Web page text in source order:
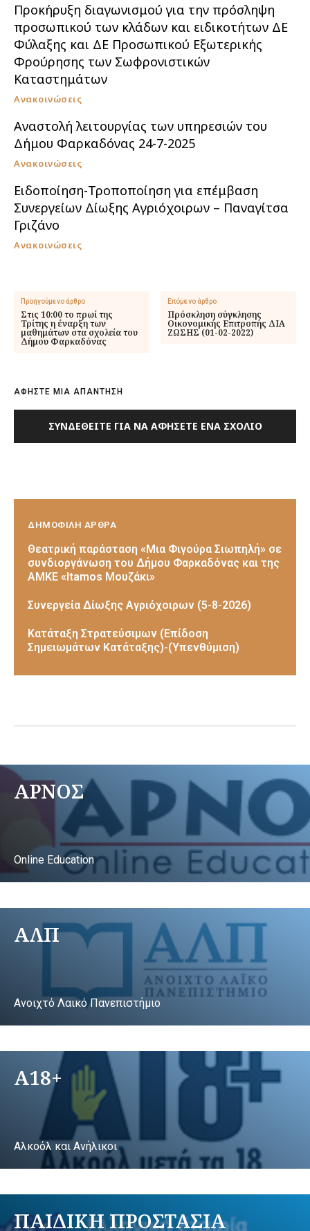
Προκήρυξη διαγωνισμού για την πρόσληψη
προσωπικού των κλάδων και ειδικοτήτων ΔΕ
Φύλαξης και ΔΕ Προσωπικού Εξωτερικής
Φρούρησης των Σωφρονιστικών
Καταστημάτων
Ανακοινώσεις
Αναστολή λειτουργίας των υπηρεσιών του
Δήμου Φαρκαδόνας 24-7-2025
Ανακοινώσεις
Ειδοποίηση-Τροποποίηση για επέμβαση
Συνεργείων Δίωξης Αγριόχοιρων – Παναγίτσα
Γριζάνο
Ανακοινώσεις
Προηγούμενο άρθρο
Στις 10:00 το πρωί της
Τρίτης η έναρξη των
μαθημάτων στα σχολεία του
Δήμου Φαρκαδόνας
Επόμενο άρθρο
Πρόσκληση σύγκλησης
Οικονομικής Επιτροπής ΔΙΑ
ΖΩΣΗΣ (01-02-2022)
ΑΦΗΣΤΕ ΜΙΑ ΑΠΑΝΤΗΣΗ
ΣΥΝΔΕΘΕΊΤΕ ΓΙΑ ΝΑ ΑΦΉΣΕΤΕ ΈΝΑ ΣΧΌΛΙΟ
ΔΗΜΟΦΙΛΗ ΑΡΘΡΑ
Θεατρική παράσταση «Μια Φιγούρα Σιωπηλή» σε
συνδιοργάνωση του Δήμου Φαρκαδόνας και της
ΑΜΚΕ «Itamos Μουζάκι»
Συνεργεία Δίωξης Αγριόχοιρων (5-8-2026)
Κατάταξη Στρατεύσιμων (Επίδοση
Σημειωμάτων Κατάταξης)-(Υπενθύμιση)
ΑΡΝΟΣ
Online Education
ΑΛΠ
Ανοιχτό Λαικό Πανεπιστήμιο
A18+
Αλκοόλ και Ανήλικοι
ΠΑΙΔΙΚΗ ΠΡΟΣΤΑΣΙΑ